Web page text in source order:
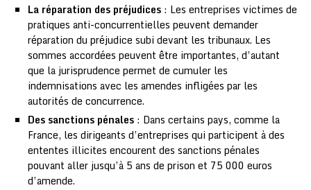
La réparation des préjudices : Les entreprises victimes de
pratiques anti-concurrentielles peuvent demander
réparation du préjudice subi devant les tribunaux. Les
sommes accordées peuvent être importantes, d’autant
que la jurisprudence permet de cumuler les
indemnisations avec les amendes infligées par les
autorités de concurrence.
Des sanctions pénales : Dans certains pays, comme la
France, les dirigeants d’entreprises qui participent à des
ententes illicites encourent des sanctions pénales
pouvant aller jusqu’à 5 ans de prison et 75 000 euros
d’amende.